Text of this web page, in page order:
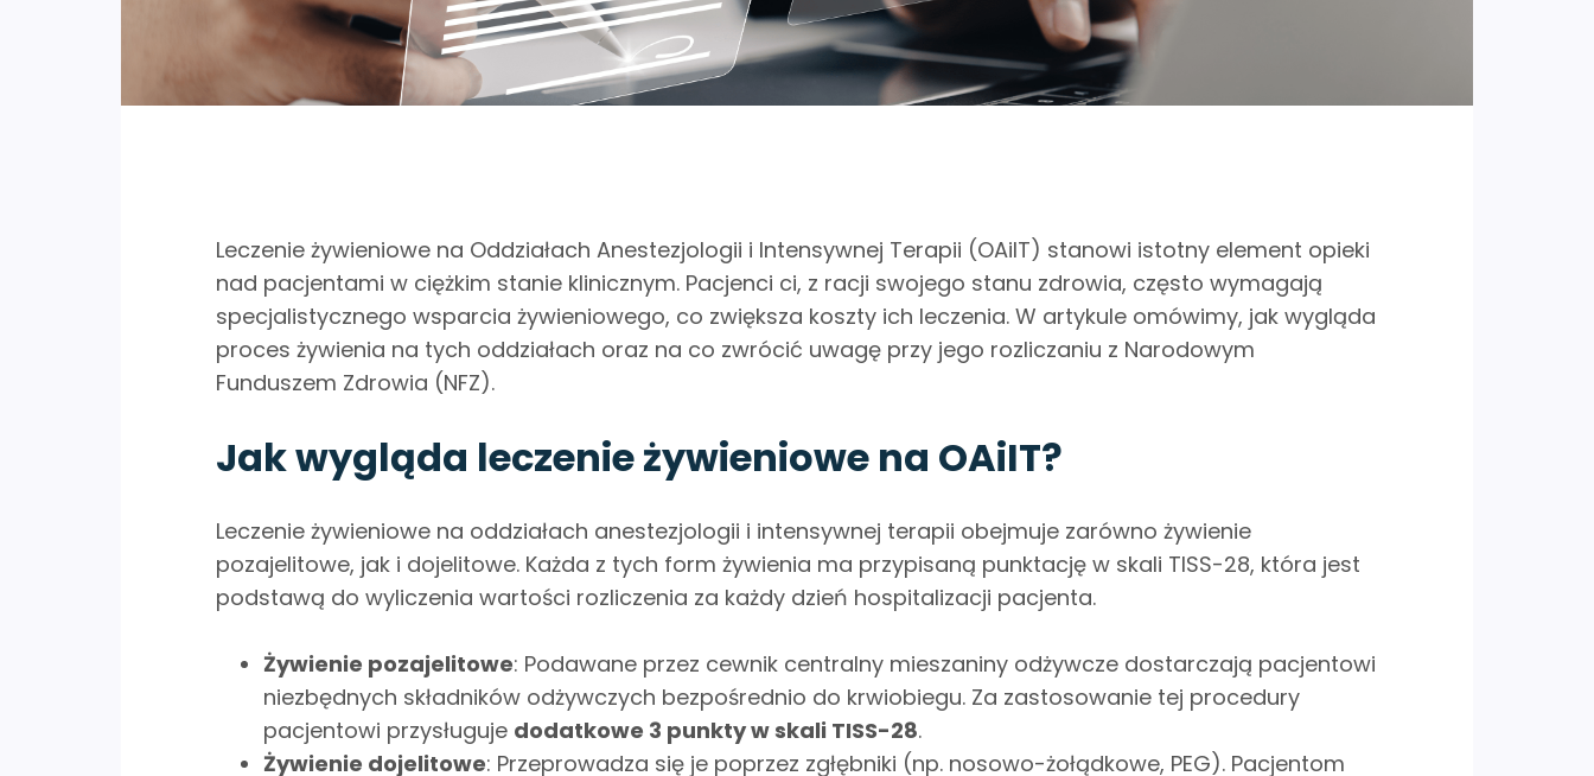
Leczenie żywieniowe na Oddziałach Anestezjologii i Intensywnej Terapii (OAiIT) stanowi istotny element opieki
nad pacjentami w ciężkim stanie klinicznym. Pacjenci ci, z racji swojego stanu zdrowia, często wymagają
specjalistycznego wsparcia żywieniowego, co zwiększa koszty ich leczenia. W artykule omówimy, jak wygląda
proces żywienia na tych oddziałach oraz na co zwrócić uwagę przy jego rozliczaniu z Narodowym
Funduszem Zdrowia (NFZ).
Jak wygląda leczenie żywieniowe na OAiIT?
Leczenie żywieniowe na oddziałach anestezjologii i intensywnej terapii obejmuje zarówno żywienie
pozajelitowe, jak i dojelitowe. Każda z tych form żywienia ma przypisaną punktację w skali TISS-28, która jest
podstawą do wyliczenia wartości rozliczenia za każdy dzień hospitalizacji pacjenta.
Żywienie pozajelitowe: Podawane przez cewnik centralny mieszaniny odżywcze dostarczają pacjentowi
niezbędnych składników odżywczych bezpośrednio do krwiobiegu. Za zastosowanie tej procedury
pacjentowi przysługuje dodatkowe 3 punkty w skali TISS-28.
Żywienie dojelitowe: Przeprowadza się je poprzez zgłębniki (np. nosowo-żołądkowe, PEG). Pacjentom